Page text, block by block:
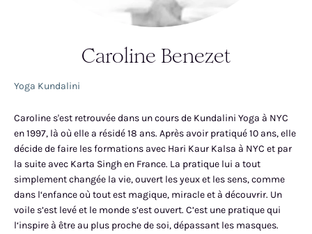
Caroline Benezet
Yoga Kundalini
Caroline s'est retrouvée dans un cours de Kundalini Yoga à NYC
en 1997, là où elle a résidé 18 ans. Après avoir pratiqué 10 ans, elle
décide de faire les formations avec Hari Kaur Kalsa à NYC et par
la suite avec Karta Singh en France. La pratique lui a tout
simplement changée la vie, ouvert les yeux et les sens, comme
dans l‘enfance où tout est magique, miracle et à découvrir. Un
voile s’est levé et le monde s’est ouvert. C’est une pratique qui
l‘inspire à être au plus proche de soi, dépassant les masques.